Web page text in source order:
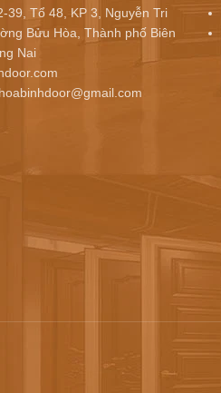
39, Tổ 48, KP 3, Nguyễn Tri
Bửu Hòa, Thành phố Biên
Nai